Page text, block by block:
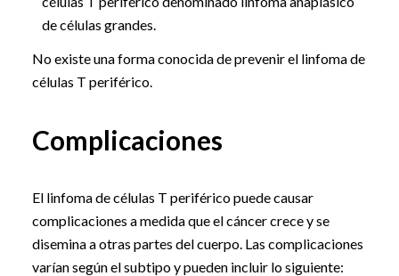
de células grandes.
No existe una forma conocida de prevenir el linfoma de
células T periférico.
Complicaciones
El linfoma de células T periférico puede causar
complicaciones a medida que el cáncer crece y se
disemina a otras partes del cuerpo. Las complicaciones
varían según el subtipo y pueden incluir lo siguiente: